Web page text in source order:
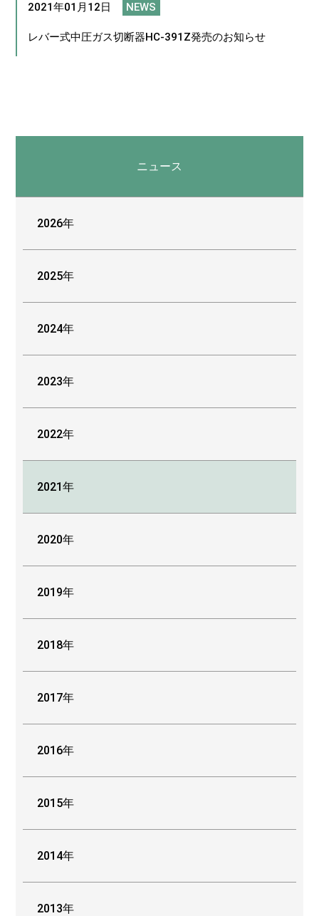
2021年01月12日 NEWS
レバー式中圧ガス切断器HC-391Z発売のお知らせ
ニュース
2026年
2025年
2024年
2023年
2022年
2021年
2020年
2019年
2018年
2017年
2016年
2015年
2014年
2013年